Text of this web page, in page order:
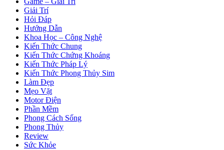
Giải Trí
Hỏi Đáp
Hướng Dẫn
Khoa Học – Công Nghệ
Kiến Thức Chung
Kiến Thức Chứng Khoáng
Kiến Thức Pháp Lý
Kiến Thức Phong Thủy Sim
Làm Đẹp
Mẹo Vặt
Motor Điện
Phần Mềm
Phong Cách Sống
Phong Thủy
Review
Sức Khỏe